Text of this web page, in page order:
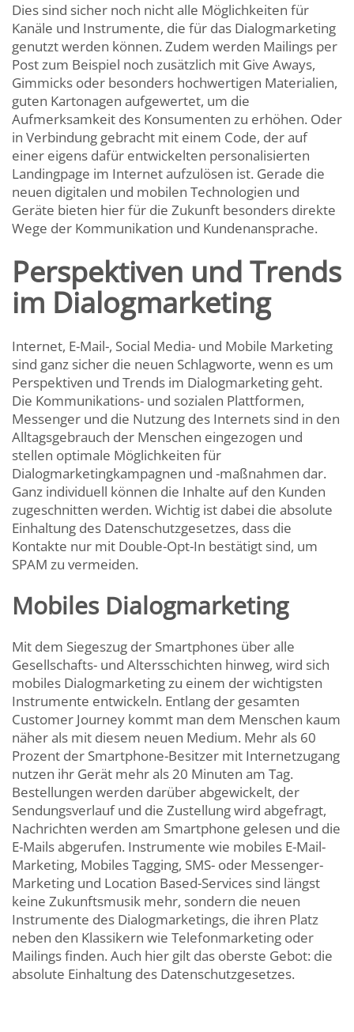
Dies sind sicher noch nicht alle Möglichkeiten für
Kanäle und Instrumente, die für das Dialogmarketing
genutzt werden können. Zudem werden Mailings per
Post zum Beispiel noch zusätzlich mit Give Aways,
Gimmicks oder besonders hochwertigen Materialien,
guten Kartonagen aufgewertet, um die
Aufmerksamkeit des Konsumenten zu erhöhen. Oder
in Verbindung gebracht mit einem Code, der auf
einer eigens dafür entwickelten personalisierten
Landingpage im Internet aufzulösen ist. Gerade die
neuen digitalen und mobilen Technologien und
Geräte bieten hier für die Zukunft besonders direkte
Wege der Kommunikation und Kundenansprache.
Perspektiven und Trends
im Dialogmarketing
Internet, E-Mail-, Social Media- und Mobile Marketing
sind ganz sicher die neuen Schlagworte, wenn es um
Perspektiven und Trends im Dialogmarketing geht.
Die Kommunikations- und sozialen Plattformen,
Messenger und die Nutzung des Internets sind in den
Alltagsgebrauch der Menschen eingezogen und
stellen optimale Möglichkeiten für
Dialogmarketingkampagnen und -maßnahmen dar.
Ganz individuell können die Inhalte auf den Kunden
zugeschnitten werden. Wichtig ist dabei die absolute
Einhaltung des Datenschutzgesetzes, dass die
Kontakte nur mit Double-Opt-In bestätigt sind, um
SPAM zu vermeiden.
Mobiles Dialogmarketing
Mit dem Siegeszug der Smartphones über alle
Gesellschafts- und Altersschichten hinweg, wird sich
mobiles Dialogmarketing zu einem der wichtigsten
Instrumente entwickeln. Entlang der gesamten
Customer Journey kommt man dem Menschen kaum
näher als mit diesem neuen Medium. Mehr als 60
Prozent der Smartphone-Besitzer mit Internetzugang
nutzen ihr Gerät mehr als 20 Minuten am Tag.
Bestellungen werden darüber abgewickelt, der
Sendungsverlauf und die Zustellung wird abgefragt,
Nachrichten werden am Smartphone gelesen und die
E-Mails abgerufen. Instrumente wie mobiles E-Mail-
Marketing, Mobiles Tagging, SMS- oder Messenger-
Marketing und Location Based-Services sind längst
keine Zukunftsmusik mehr, sondern die neuen
Instrumente des Dialogmarketings, die ihren Platz
neben den Klassikern wie Telefonmarketing oder
Mailings finden. Auch hier gilt das oberste Gebot: die
absolute Einhaltung des Datenschutzgesetzes.